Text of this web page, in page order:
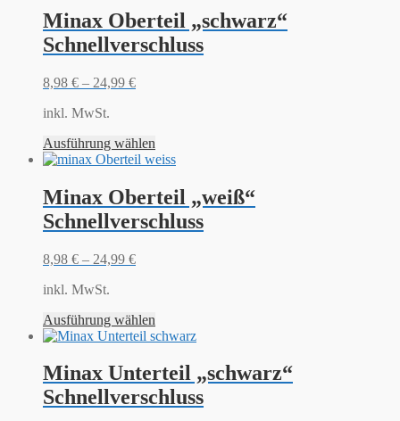
Minax Oberteil „schwarz“
Schnellverschluss
8,98 € – 24,99 €
inkl. MwSt.
Ausführung wählen
Minax Oberteil „weiß“
Schnellverschluss
8,98 € – 24,99 €
inkl. MwSt.
Ausführung wählen
Minax Unterteil „schwarz“
Schnellverschluss